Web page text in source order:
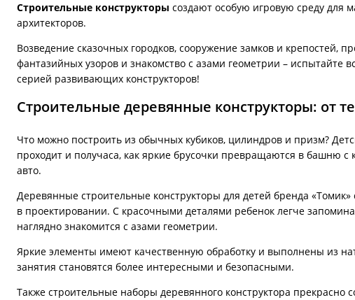
Строительные конструкторы создают особую игровую среду для
архитекторов.
Возведение сказочных городков, сооружение замков и крепостей,
фантазийных узоров и знакомство с азами геометрии – испытайте
серией развивающих конструкторов!
Строительные деревянные конструкторы: от
Что можно построить из обычных кубиков, цилиндров и призм?
проходит и получаса, как яркие брусочки превращаются в башню
авто.
Деревянные строительные конструкторы для детей бренда
в проектировании. С красочными деталями ребенок легче
наглядно знакомится с азами геометрии.
Яркие элементы имеют качественную обработку и выполнены из
занятия становятся более интересными и безопасными.
Также строительные наборы деревянного конструктора прекрасно